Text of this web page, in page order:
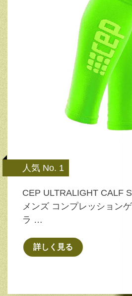
人気 No. 1
CEP ULTRALIGHT CALF
メンズ コンプレッション
ラ …
詳しく見る